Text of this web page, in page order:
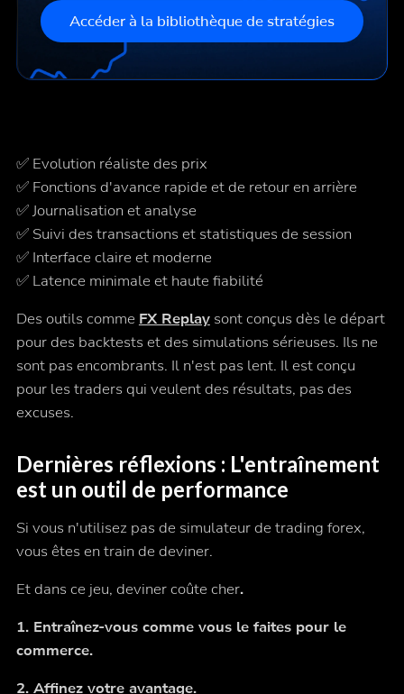
Accéder à la bibliothèque de stratégies
✅ Evolution réaliste des prix
✅ Fonctions d'avance rapide et de retour en arrière
✅ Journalisation et analyse
✅ Suivi des transactions et statistiques de session
✅ Interface claire et moderne
✅ Latence minimale et haute fiabilité
Des outils comme FX Replaysont conçus dès le départ
pour des backtests et des simulations sérieuses. Ils ne
sont pas encombrants. Il n'est pas lent. Il est conçu
pour les traders qui veulent des résultats, pas des
excuses.
Dernières réflexions : L'entraînement
est un outil de performance
Si vous n'utilisez pas de simulateur de trading forex,
vous êtes en train de deviner.
Et dans ce jeu, deviner coûte cher.‍
1. Entraînez-vous comme vous le faites pour le
commerce.
2. Affinez votre avantage.